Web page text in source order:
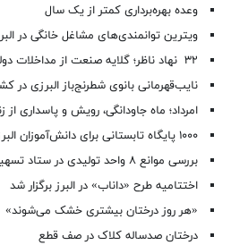
وعده بهره‌برداری کمتر از یک سال
ویترین توانمندی‌های مشاغل خانگی در
۳۲ نهاد ناظر؛ گلایه صنعت از مداخلات دولتی
نایب‌قهرمانی بانوی شطرنج‌باز البرزی در
امرداد؛ ماه جاودانگی، رویش و پاسداری از
۱۰۰۰ پایگاه تابستانی برای دانش‌آموزان البرزی راه اندازی شد
بررسی موانع ۸ واحد تولیدی در ستاد تسهیل البرز
اختتامیه طرح «داناب» در البرز برگزار شد
«هر روز درختان بیشتری خشک می‌شوند»
درختان صدساله کلاک در صف قطع